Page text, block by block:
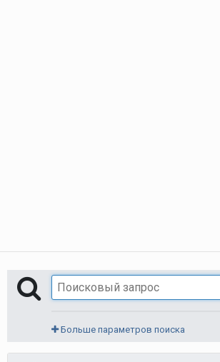
Больше параметров поиска